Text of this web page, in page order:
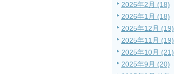
2026年2月 (18)
2026年1月 (18)
2025年12月 (19)
2025年11月 (19)
2025年10月 (21)
2025年9月 (20)